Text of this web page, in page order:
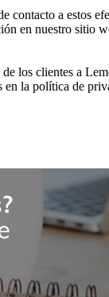
a estos
en nuestro sitio
los clientes a
en la política de